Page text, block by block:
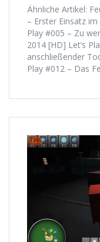
Ähnliche Artikel:
– Erster Einsatz
Play #005 – Zu
2014 [HD] Let’s
anschließender
Play #012 – Das